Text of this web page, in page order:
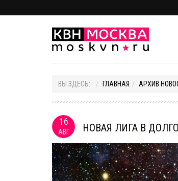
ВЫ ЗДЕСЬ: ГЛАВНАЯ АРХИВ
16
АВГ НОВАЯ ЛИГА В